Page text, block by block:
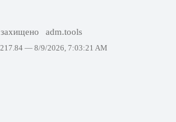
захищено adm.tools
— 8/9/2026, 7:03:21 AM